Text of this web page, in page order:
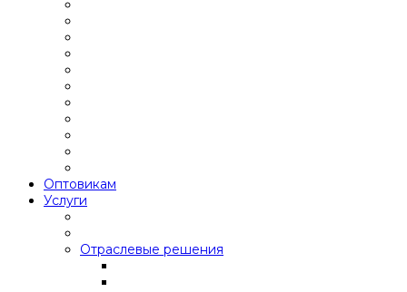
Оптовикам
Услуги
Отраслевые решения